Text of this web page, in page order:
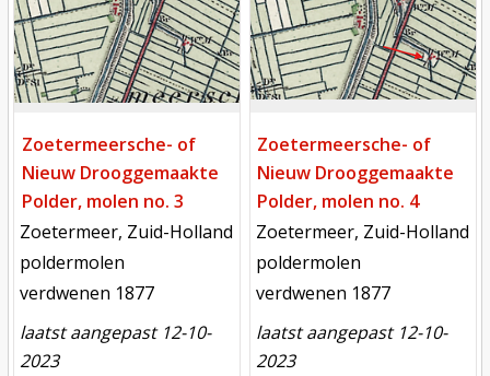
Zoetermeersche- of
Nieuw Drooggemaakte
Polder, molen no. 3
locatie
Zoetermeer, Zuid-Holland
functie
poldermolen
verdwenen
verdwenen 1877
laatst aangepast 12-10-
2023
Zoetermeersche- of
Nieuw Drooggemaakte
Polder, molen no. 4
locatie
Zoetermeer, Zuid-Holland
functie
poldermolen
verdwenen
verdwenen 1877
laatst aangepast 12-10-
2023